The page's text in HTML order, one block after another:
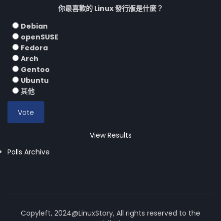
你最喜歡的 Linux 發行版是什麼？
Debian
openSUSE
Fedora
Arch
Gentoo
Ubuntu
其他
View Results
Polls Archive
Copyleft, 2024@LinuxStory, All rights reserved to the